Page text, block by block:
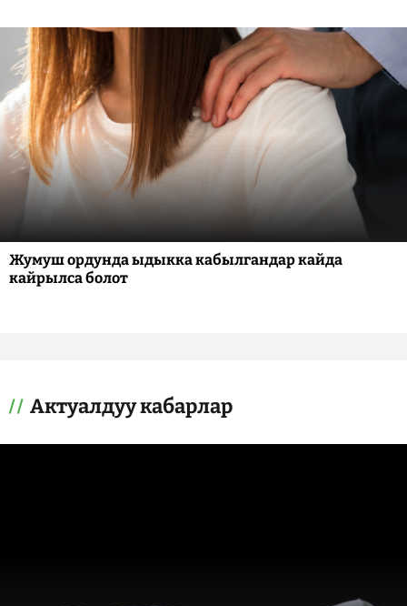
Жумуш ордунда ыдыкка кабылгандар кайда
кайрылса болот
Актуалдуу кабарлар